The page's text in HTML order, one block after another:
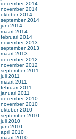
december 2014
november 2014
oktober 2014
september 2014
juni 2014
maart 2014
februari 2014
november 2013
september 2013
maart 2013
december 2012
november 2012
september 2011
juli 2011
maart 2011
februari 2011
januari 2011
december 2010
november 2010
oktober 2010
september 2010
juli 2010
juni 2010
april 2010
maart 2010